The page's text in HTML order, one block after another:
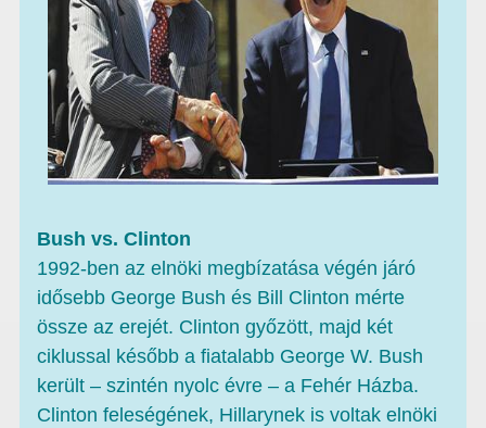
Bush vs. Clinton
1992-ben az elnöki megbízatása végén járó
idősebb George Bush és Bill Clinton mérte
össze az erejét. Clinton győzött, majd két
ciklussal később a fiatalabb George W. Bush
került – szintén nyolc évre – a Fehér Házba.
Clinton feleségének, Hillarynek is voltak elnöki